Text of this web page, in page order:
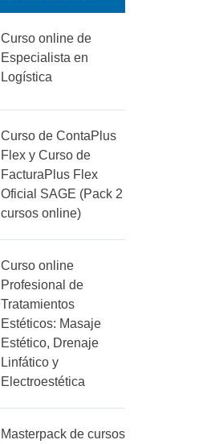
Curso online de
Especialista en
Logística
Curso de ContaPlus
Flex y Curso de
FacturaPlus Flex
Oficial SAGE (Pack 2
cursos online)
Curso online
Profesional de
Tratamientos
Estéticos: Masaje
Estético, Drenaje
Linfático y
Electroestética
Masterpack de cursos